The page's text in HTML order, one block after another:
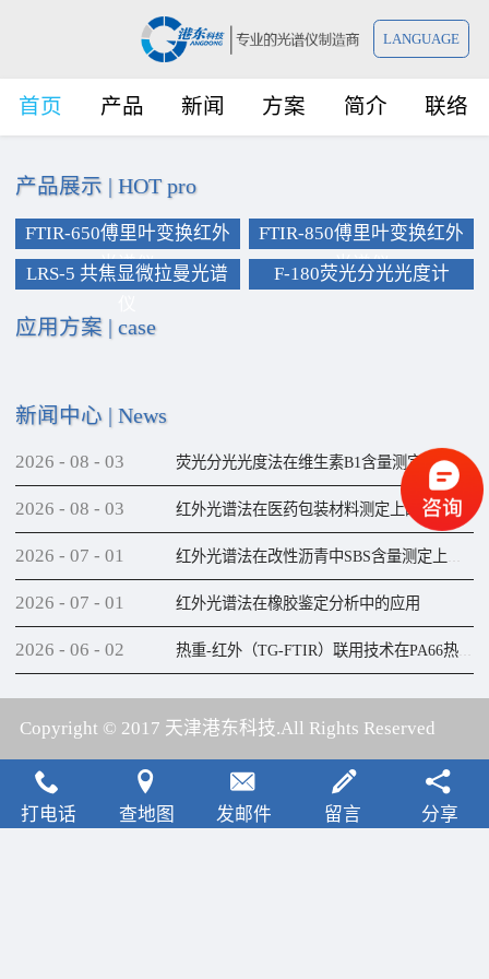
LANGUAGE
首页 产品 新闻 方案 简介 联络
产品展示 HOT pro
FTIR-650傅里叶变换红外
光谱仪
FTIR-850傅里叶变换红外
光谱仪
LRS-5 共焦显微拉曼光谱
F-180荧光分光光度计
应用方案 | case
新闻中心 News
荧光分光光度法在维生素B1含量测定上的应用
2026 - 08 - 03
红外光谱法在医药包装材料测定上的应用
2026 - 08 - 03
红外光谱法在改性沥青中SBS含量测定上的应用
2026 - 07 - 01
红外光谱法在橡胶鉴定分析中的应用
2026 - 07 - 01
热重-红外（TG-FTIR）联用技术在PA66热解研究上的应用
2026 - 06 - 02
Copyright © 2017 天津港东科技.All Rights Reserved
犀牛云提供云计算服务
打电话 查地图 发邮件 留言 分享